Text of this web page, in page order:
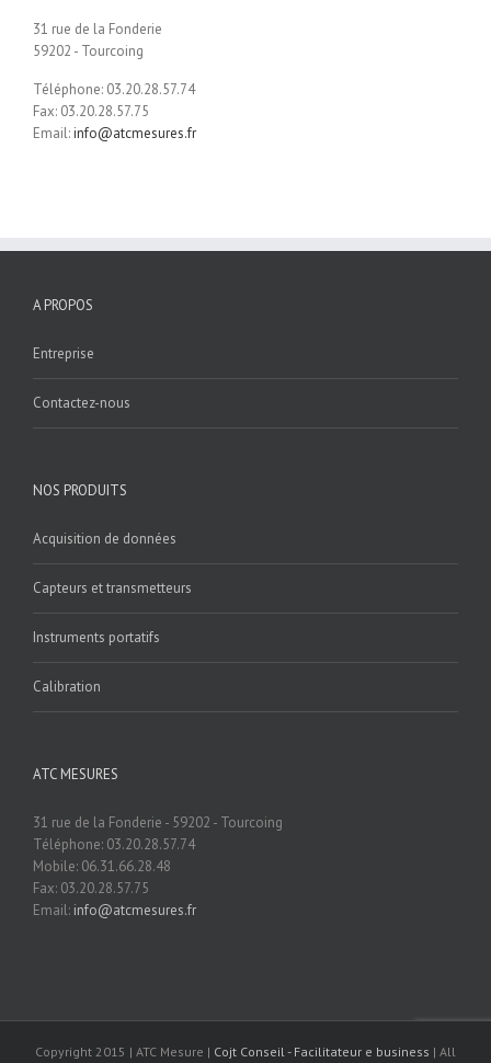
31 rue de la Fonderie
59202 - Tourcoing
Téléphone: 03.20.28.57.74
Fax: 03.20.28.57.75
Email:info@atcmesures.fr
A PROPOS
Entreprise
Contactez-nous
NOS PRODUITS
Acquisition de données
Capteurs et transmetteurs
Instruments portatifs
Calibration
ATC MESURES
31 rue de la Fonderie - 59202 - Tourcoing
Téléphone: 03.20.28.57.74
Mobile: 06.31.66.28.48
Fax: 03.20.28.57.75
Email: info@atcmesures.fr
Copyright 2015 | ATC Mesure | Cojt Conseil - Facilitateur e business | All